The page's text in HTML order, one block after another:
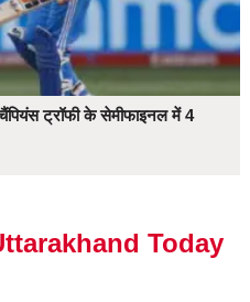
ट्रॉफी के सेमीफाइनल में 4
Today